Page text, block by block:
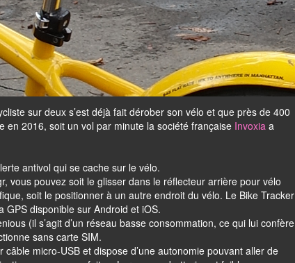
sur deux s’est déjà fait dérober son vélo et que près de 400
en 2016, soit un vol par minute la société française Invoxia a
antivol qui se cache sur le vélo.
vous pouvez soit le glisser dans le réflecteur arrière pour vélo
soit le positionner à un autre endroit du vélo. Le Bike Tracker
GPS disponible sur Android et iOS.
(il s’agit d’un réseau basse consommation, ce qui lui confère
sans carte SIM.
micro-USB et dispose d’une autonomie pouvant aller de